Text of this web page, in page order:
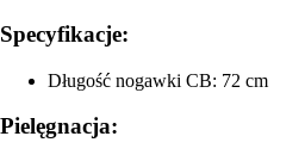
Specyfikacje:
Długość nogawki CB: 72 cm
Pielęgnacja: